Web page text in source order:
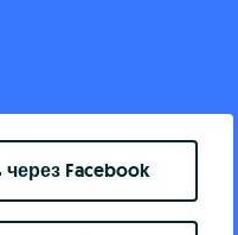
Facebook